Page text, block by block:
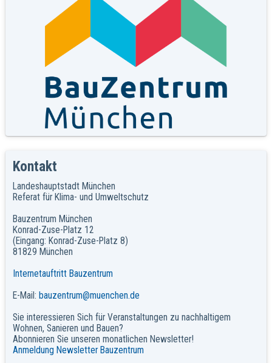
Kontakt
Landeshauptstadt München
Referat für Klima- und Umweltschutz
Bauzentrum München
Konrad-Zuse-Platz 12
(Eingang: Konrad-Zuse-Platz 8)
81829 München
Internetauftritt Bauzentrum
E-Mail: bauzentrum@muenchen.de
Sie interessieren Sich für Veranstaltungen zu nachhaltigem
Wohnen, Sanieren und Bauen?
Abonnieren Sie unseren monatlichen Newsletter!
Anmeldung Newsletter Bauzentrum